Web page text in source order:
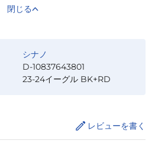
閉じる
シナノ
D-10837643801
23-24イーグル BK+RD
レビューを書く